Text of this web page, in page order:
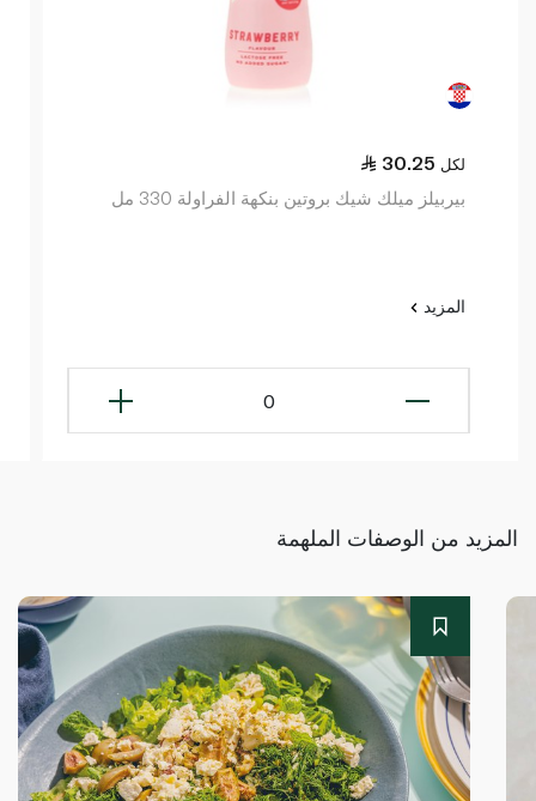
30.25 لكل
بيربيلز ميلك شيك بروتين بنكهة الفراولة 330 مل
المزيد
0
المزيد من الوصفات الملهمة